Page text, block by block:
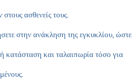
ασθενείς τους.
στην ανάκληση της εγκυκλίου, ώστε
κατάσταση και ταλαιπωρία τόσο για